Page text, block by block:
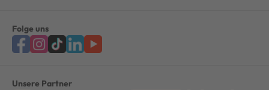
Folge uns
Unsere Partner